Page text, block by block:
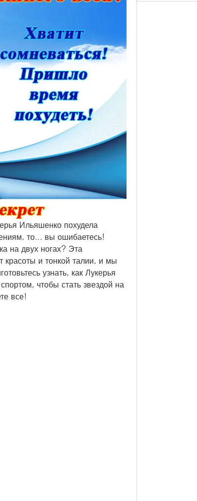
Ильяшенко похудела
то... вы ошибаетесь!
на двух ногах? Эта
красоты и тонкой талии, и мы
узнать, как Лукерья
чтобы стать звездой на
все!